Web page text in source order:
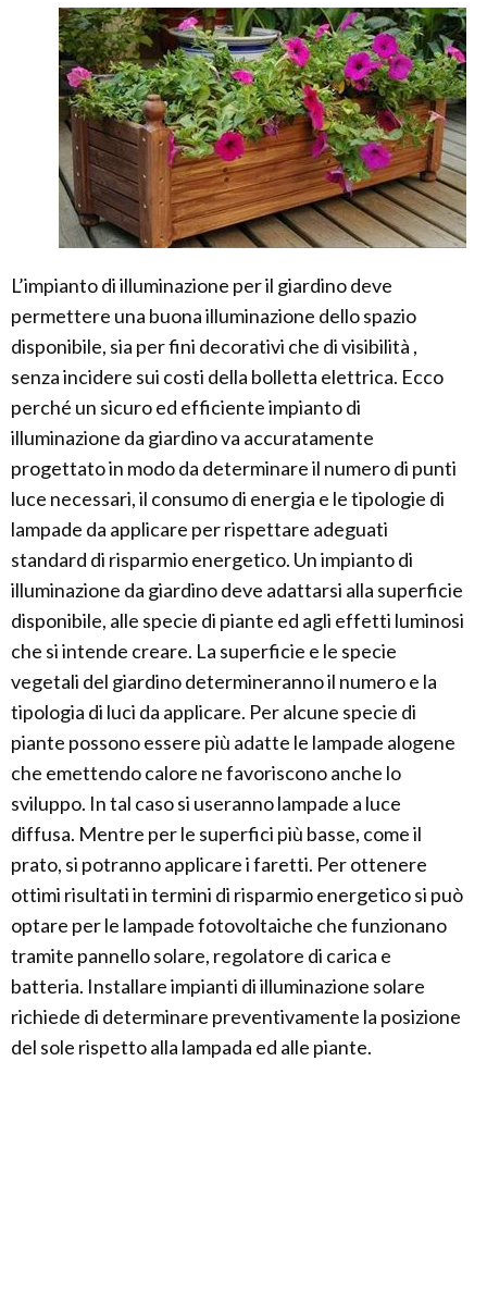
L’impianto di illuminazione per il giardino deve
permettere una buona illuminazione dello spazio
disponibile, sia per fini decorativi che di visibilità ,
senza incidere sui costi della bolletta elettrica. Ecco
perché un sicuro ed efficiente impianto di
illuminazione da giardino va accuratamente
progettato in modo da determinare il numero di punti
luce necessari, il consumo di energia e le tipologie di
lampade da applicare per rispettare adeguati
standard di risparmio energetico. Un impianto di
illuminazione da giardino deve adattarsi alla superficie
disponibile, alle specie di piante ed agli effetti luminosi
che si intende creare. La superficie e le specie
vegetali del giardino determineranno il numero e la
tipologia di luci da applicare. Per alcune specie di
piante possono essere più adatte le lampade alogene
che emettendo calore ne favoriscono anche lo
sviluppo. In tal caso si useranno lampade a luce
diffusa. Mentre per le superfici più basse, come il
prato, si potranno applicare i faretti. Per ottenere
ottimi risultati in termini di risparmio energetico si può
optare per le lampade fotovoltaiche che funzionano
tramite pannello solare, regolatore di carica e
batteria. Installare impianti di illuminazione solare
richiede di determinare preventivamente la posizione
del sole rispetto alla lampada ed alle piante.